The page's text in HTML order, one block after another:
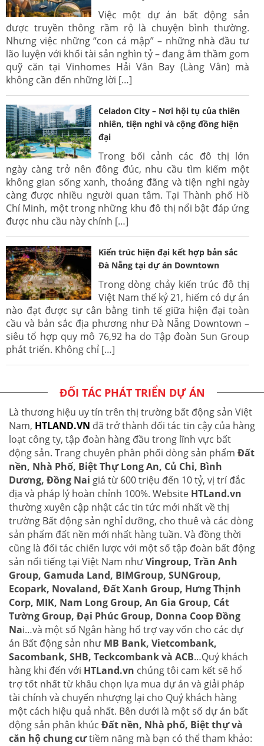
Việc một dự án bất động sản
được truyền thông rầm rộ là chuyện bình thường.
Nhưng việc những “con cá mập” – những nhà đầu tư
lão luyện với khối tài sản nghìn tỷ – đang âm thầm gom
quỹ căn tại Vinhomes Hải Vân Bay (Làng Vân) mà
không cần đến những lời […]
Celadon City – Nơi hội tụ của thiên
nhiên, tiện nghi và cộng đồng hiện
đại
Trong bối cảnh các đô thị lớn
ngày càng trở nên đông đúc, nhu cầu tìm kiếm một
không gian sống xanh, thoáng đãng và tiện nghi ngày
càng được nhiều người quan tâm. Tại Thành phố Hồ
Chí Minh, một trong những khu đô thị nổi bật đáp ứng
được nhu cầu này chính […]
Kiến trúc hiện đại kết hợp bản sắc
Đà Nẵng tại dự án Downtown
Trong dòng chảy kiến trúc đô thị
Việt Nam thế kỷ 21, hiếm có dự án
nào đạt được sự cân bằng tinh tế giữa hiện đại toàn
cầu và bản sắc địa phương như Đà Nẵng Downtown –
siêu tổ hợp quy mô 76,92 ha do Tập đoàn Sun Group
phát triển. Không chỉ […]
ĐỐI TÁC PHÁT TRIỂN DỰ ÁN
Là thương hiệu uy tín trên thị trường bất động sản Việt
Nam, HTLAND.VN đã trở thành đối tác tin cậy của hàng
loạt công ty, tập đoàn hàng đầu trong lĩnh vực bất
động sản. Trang chuyên phân phối dòng sản phẩm Đất
nền, Nhà Phố, Biệt Thự Long An, Củ Chi, Bình
Dương, Đồng Nai giá từ 600 triệu đến 10 tỷ, vị trí đắc
địa và pháp lý hoàn chỉnh 100%. Website HTLand.vn
thường xuyên cập nhật các tin tức mới nhất về thị
trường Bất động sản nghỉ dưỡng, cho thuê và các dòng
sản phẩm đất nền mới nhất hàng tuần. Và đồng thời
cũng là đối tác chiến lược với một số tập đoàn bất động
sản nổi tiếng tại Việt Nam nhưVingroup, Trần Anh
Group, Gamuda Land, BIMGroup, SUNGroup,
Ecopark, Novaland, Đất Xanh Group, Hưng Thịnh
Corp, MIK, Nam Long Group, An Gia Group, Cát
Tường Group, Đại Phúc Group, Donna Coop Đồng
Nai…và một số Ngân hàng hổ trợ vay vốn cho các dự
án Bất động sản như MB Bank, Vietcombank,
Sacombank, SHB, Teckcombank và ACB…Quý khách
hàng khi đến với HTLand.vn chúng tôi cam kết sẽ hổ
trợ tốt nhất từ khâu chọn lựa mua dự án và giải pháp
tài chính và chuyển nhượng lại cho Quý khách hàng
một cách hiệu quả nhất. Bên dưới là một số dự án bất
động sản phân khúc Đất nền, Nhà phố, Biệt thự và
căn hộ chung cưtiềm năng mà bạn có thể tham khảo: